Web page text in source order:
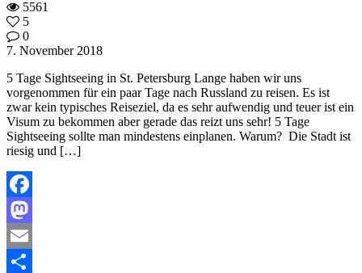
5561
5
0
7. November 2018
5 Tage Sightseeing in St. Petersburg Lange haben wir uns
vorgenommen für ein paar Tage nach Russland zu reisen. Es ist
zwar kein typisches Reiseziel, da es sehr aufwendig und teuer ist ein
Visum zu bekommen aber gerade das reizt uns sehr! 5 Tage
Sightseeing sollte man mindestens einplanen. Warum? Die Stadt ist
riesig und […]
Facebook
Mastodon
Email